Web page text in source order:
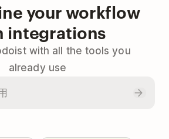
your workflow
integrations
with all the tools you
already use